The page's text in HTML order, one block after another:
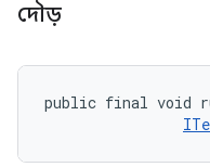
দৌড়
public final void